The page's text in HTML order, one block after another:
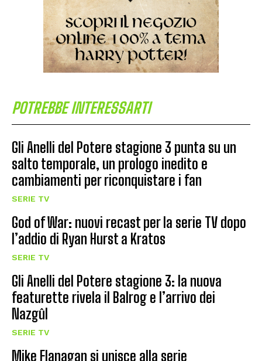
POTREBBE INTERESSARTI
Gli Anelli del Potere stagione 3 punta su un
salto temporale, un prologo inedito e
cambiamenti per riconquistare i fan
SERIE TV
God of War: nuovi recast per la serie TV dopo
l’addio di Ryan Hurst a Kratos
SERIE TV
Gli Anelli del Potere stagione 3: la nuova
featurette rivela il Balrog e l’arrivo dei
Nazgûl
SERIE TV
Mike Flanagan si unisce alla serie